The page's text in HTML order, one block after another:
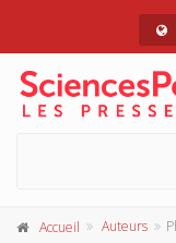
Accueil Auteurs